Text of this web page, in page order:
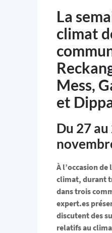
La
climat
Mess,
et
Du 27 au
À l’occasion de
climat, durant
dans trois
expert.es
discutent des
relatifs au